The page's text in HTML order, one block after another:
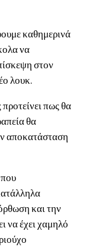
καθημερινά
να
στον
λουκ.
πως θα
θα
αποκατάσταση
και την
να έχει χαμηλό